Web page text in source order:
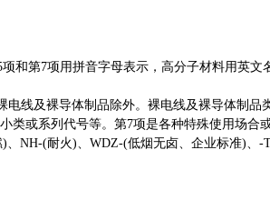
第7项用拼音字母表示，高分子材料用英文
线及裸导体制品除外。裸电线及裸导体制品
类或系列代号等。第7项是各种特殊使用场合
NH-(耐火)、WDZ-(低烟无卤、企业标准)、-